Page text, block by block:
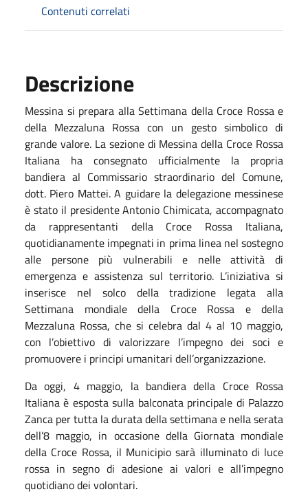
Contenuti correlati
Descrizione
Messina si prepara alla Settimana della Croce Rossa e
della Mezzaluna Rossa con un gesto simbolico di
grande valore. La sezione di Messina della Croce Rossa
Italiana ha consegnato ufficialmente la propria
bandiera al Commissario straordinario del Comune,
dott. Piero Mattei. A guidare la delegazione messinese
è stato il presidente Antonio Chimicata, accompagnato
da rappresentanti della Croce Rossa Italiana,
quotidianamente impegnati in prima linea nel sostegno
alle persone più vulnerabili e nelle attività di
emergenza e assistenza sul territorio. L’iniziativa si
inserisce nel solco della tradizione legata alla
Settimana mondiale della Croce Rossa e della
Mezzaluna Rossa, che si celebra dal 4 al 10 maggio,
con l’obiettivo di valorizzare l’impegno dei soci e
promuovere i principi umanitari dell’organizzazione.
Da oggi, 4 maggio, la bandiera della Croce Rossa
Italiana è esposta sulla balconata principale di Palazzo
Zanca per tutta la durata della settimana e nella serata
dell’8 maggio, in occasione della Giornata mondiale
della Croce Rossa, il Municipio sarà illuminato di luce
rossa in segno di adesione ai valori e all’impegno
quotidiano dei volontari.